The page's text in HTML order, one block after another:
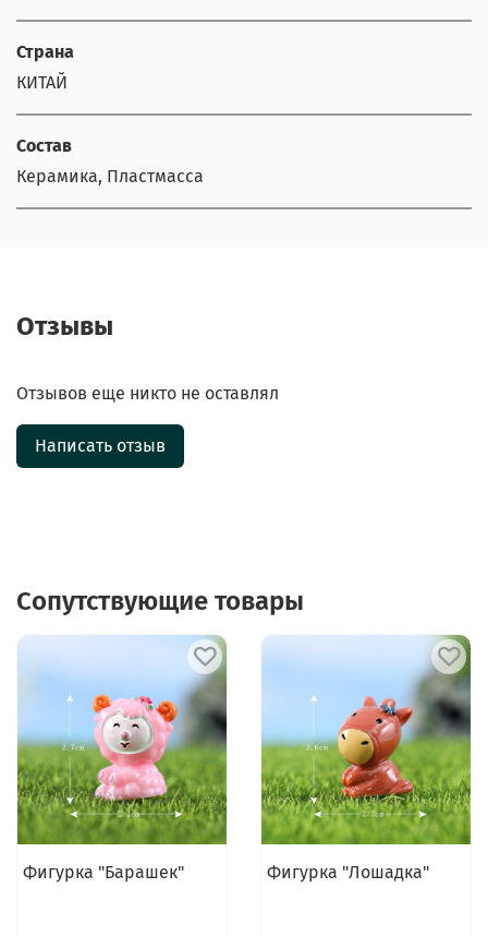
Страна
КИТАЙ
Состав
Керамика, Пластмасса
Отзывы
Отзывов еще никто не оставлял
Написать отзыв
Сопутствующие товары
Фигурка "Барашек" Фигурка "Лошадка"